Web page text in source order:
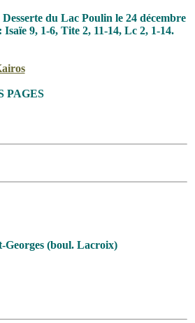
du Lac Poulin le 24 décembre
9, 1-6, Tite 2, 11-14, Lc 2, 1-14.
PAGES
Georges (boul. Lacroix)